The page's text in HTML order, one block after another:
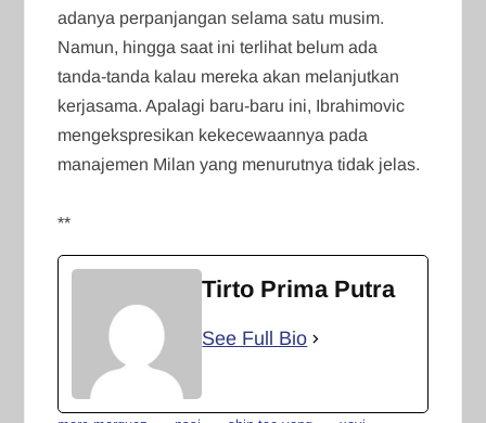
adanya perpanjangan selama satu musim.
Namun, hingga saat ini terlihat belum ada
tanda-tanda kalau mereka akan melanjutkan
kerjasama. Apalagi baru-baru ini, Ibrahimovic
mengekspresikan kekecewaannya pada
manajemen Milan yang menurutnya tidak jelas.
**
Tirto Prima Putra
See Full Bio